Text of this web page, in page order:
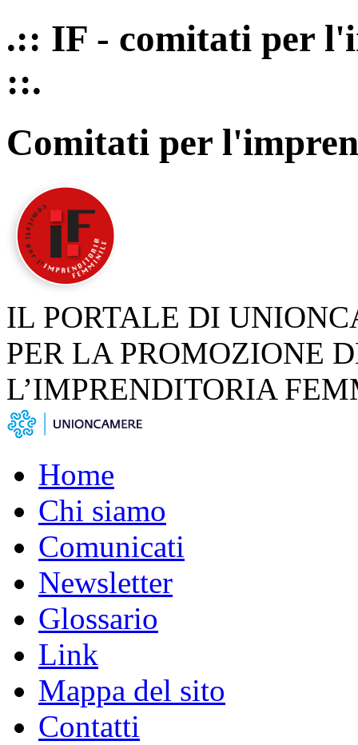
.:: IF - comitati per
::.
Comitati per
IL PORTALE DI
PER LA PROMOZIONE
L’IMPRENDITORIA
Home
Chi siamo
Comunicati
Newsletter
Glossario
Link
Mappa del sito
Contatti